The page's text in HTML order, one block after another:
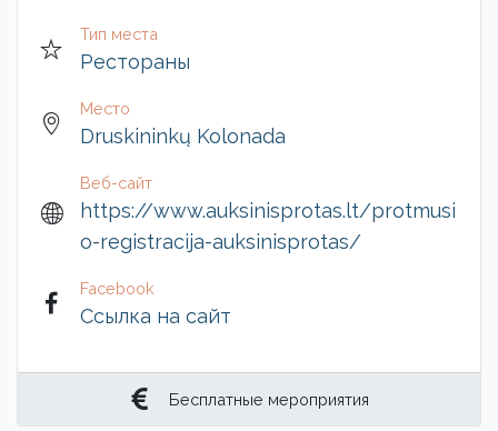
Тип места
Рестораны
Место
Druskininkų Kolonada
Веб-сайт
https://www.auksinisprotas.lt/protmusi
o-registracija-auksinisprotas/
Facebook
Ссылка на сайт
Бесплатные мероприятия